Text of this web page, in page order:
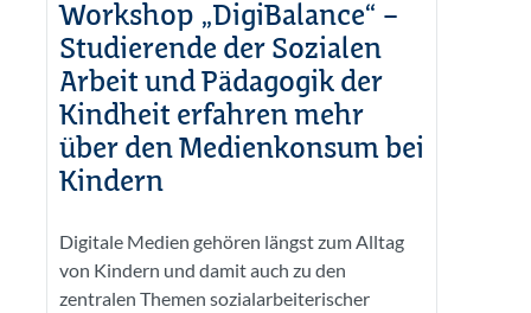
Workshop „DigiBalance“ –
Studierende der Sozialen
Arbeit und Pädagogik der
Kindheit erfahren mehr
über den Medienkonsum bei
Kindern
Digitale Medien gehören längst zum Alltag
von Kindern und damit auch zu den
zentralen Themen sozialarbeiterischer